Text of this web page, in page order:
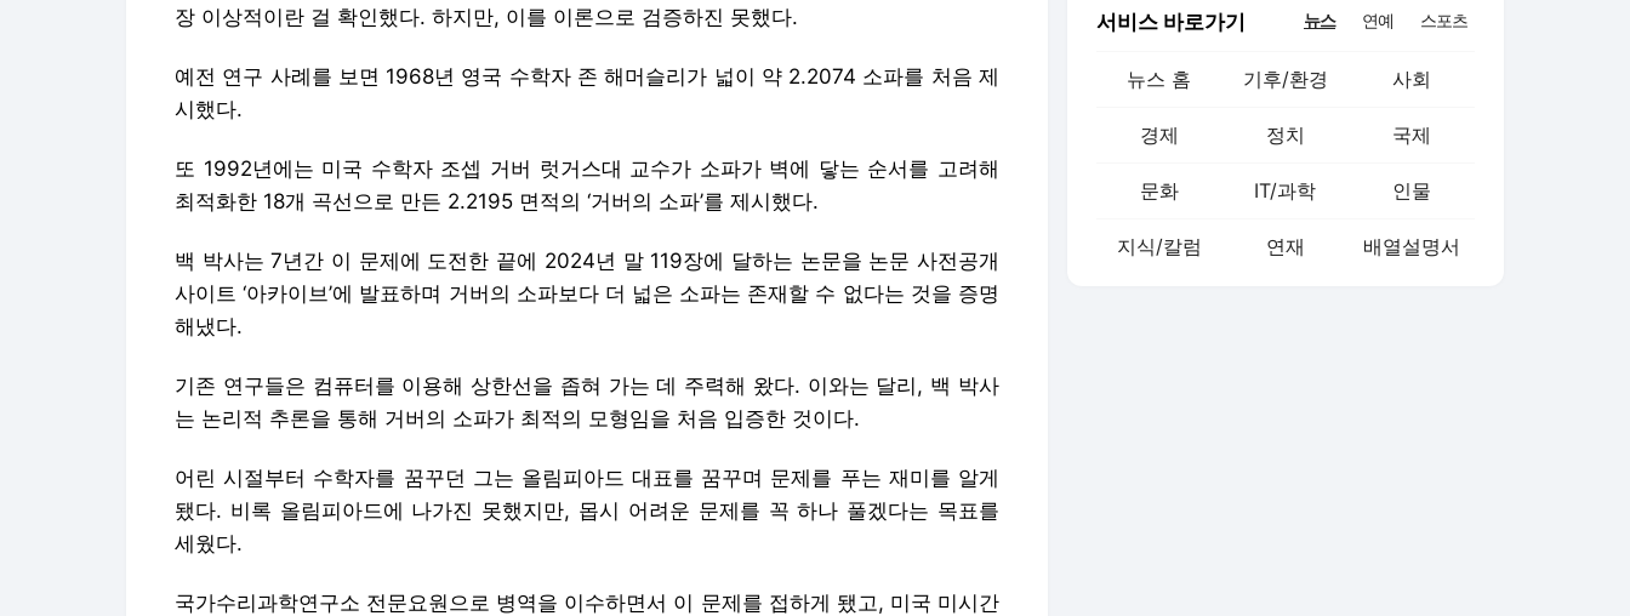
장 이상적이란 걸 확인했다. 하지만, 이를 이론으로 검증하진 못했다.
예전 연구 사례를 보면 1968년 영국 수학자 존 해머슬리가 넓이 약 2.2074 소파를 처음 제
시했다.
또 1992년에는 미국 수학자 조셉 거버 럿거스대 교수가 소파가 벽에 닿는 순서를 고려해
최적화한 18개 곡선으로 만든 2.2195 면적의 ‘거버의 소파’를 제시했다.
백 박사는 7년간 이 문제에 도전한 끝에 2024년 말 119장에 달하는 논문을 논문 사전공개
사이트 ‘아카이브’에 발표하며 거버의 소파보다 더 넓은 소파는 존재할 수 없다는 것을 증명
해냈다.
기존 연구들은 컴퓨터를 이용해 상한선을 좁혀 가는 데 주력해 왔다. 이와는 달리, 백 박사
는 논리적 추론을 통해 거버의 소파가 최적의 모형임을 처음 입증한 것이다.
어린 시절부터 수학자를 꿈꾸던 그는 올림피아드 대표를 꿈꾸며 문제를 푸는 재미를 알게
됐다. 비록 올림피아드에 나가진 못했지만, 몹시 어려운 문제를 꼭 하나 풀겠다는 목표를
세웠다.
국가수리과학연구소 전문요원으로 병역을 이수하면서 이 문제를 접하게 됐고, 미국 미시간
서비스 바로가기 뉴스 연예 스포츠
뉴스 홈 기후/환경 사회
경제 정치 국제
문화 IT/과학 인물
지식/칼럼 연재 배열설명서